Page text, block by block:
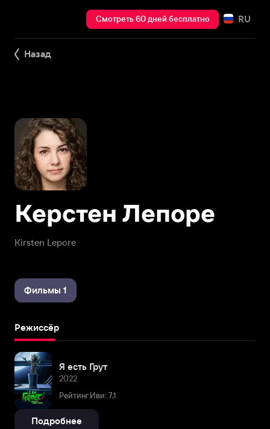
Смотреть 60 дней бесплатно RU
Назад
Kirsten Lepore
Керстен Лепоре
Фильмы 1
Режиссёр
Я есть Грут
2022
Рейтинг Иви: 7,1
Подробнее